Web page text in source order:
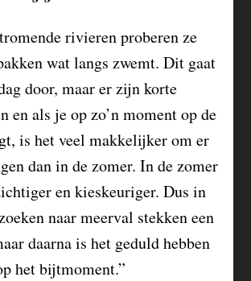
rivieren proberen ze
wat langs zwemt. Dit gaat
door, maar er zijn korte
en als je op zo’n moment op de
is het veel makkelijker om er
dan in de zomer. In de zomer
en kieskeuriger. Dus in
naar meerval stekken een
daarna is het geduld hebben
het bijtmoment.”